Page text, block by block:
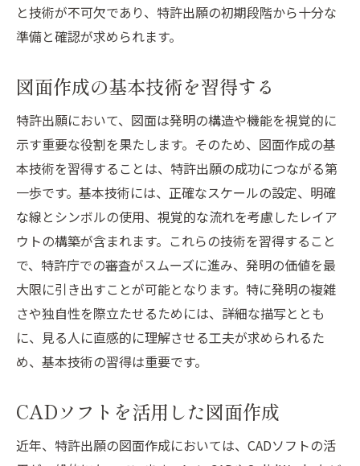
と技術が不可欠であり、特許出願の初期段階から十分な
準備と確認が求められます。
図面作成の基本技術を習得する
特許出願において、図面は発明の構造や機能を視覚的に
示す重要な役割を果たします。そのため、図面作成の基
本技術を習得することは、特許出願の成功につながる第
一歩です。基本技術には、正確なスケールの設定、明確
な線とシンボルの使用、視覚的な流れを考慮したレイア
ウトの構築が含まれます。これらの技術を習得すること
で、特許庁での審査がスムーズに進み、発明の価値を最
大限に引き出すことが可能となります。特に発明の複雑
さや独自性を際立たせるためには、詳細な描写ととも
に、見る人に直感的に理解させる工夫が求められるた
め、基本技術の習得は重要です。
CADソフトを活用した図面作成
近年、特許出願の図面作成においては、CADソフトの活